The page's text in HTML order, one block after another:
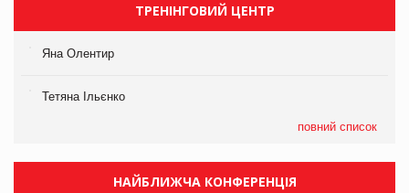
ТРЕНІНГОВИЙ ЦЕНТР
Яна Олентир
Тетяна Ільєнко
повний список
НАЙБЛИЖЧА КОНФЕРЕНЦІЯ